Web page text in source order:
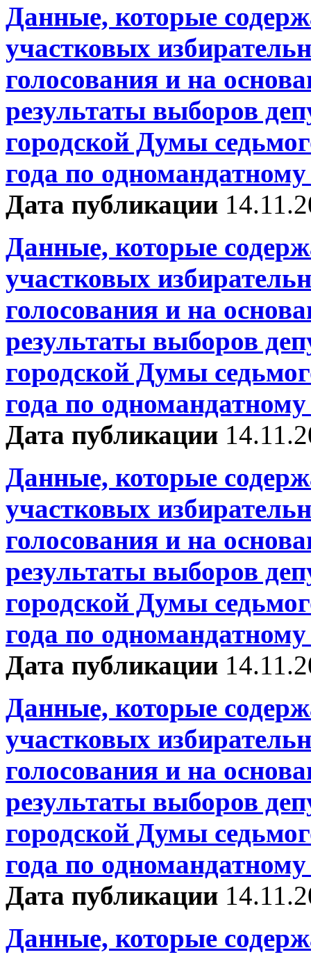
Данные, которые
участковых
голосования и на
результаты выборов
городской Думы
года по
Дата публикации
Данные, которые
участковых
голосования и на
результаты выборов
городской Думы
года по
Дата публикации
Данные, которые
участковых
голосования и на
результаты выборов
городской Думы
года по
Дата публикации
Данные, которые
участковых
голосования и на
результаты выборов
городской Думы
года по
Дата публикации
Данные, которые